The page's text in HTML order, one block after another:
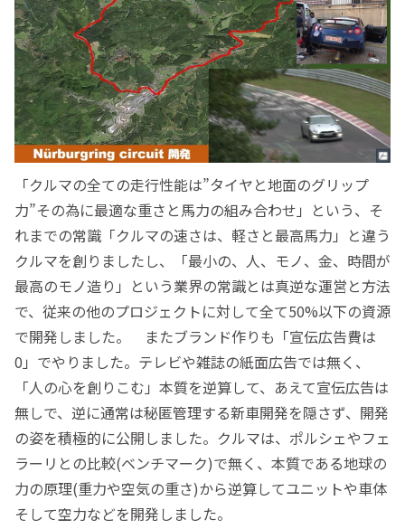
「クルマの全ての走行性能は”タイヤと地面のグリップ
力”その為に最適な重さと馬力の組み合わせ」という、そ
れまでの常識「クルマの速さは、軽さと最高馬力」と違う
クルマを創りましたし、「最小の、人、モノ、金、時間が
最高のモノ造り」という業界の常識とは真逆な運営と方法
で、従来の他のプロジェクトに対して全て50%以下の資源
で開発しました。 またブランド作りも「宣伝広告費は
0」でやりました。テレビや雑誌の紙面広告では無く、
「人の心を創りこむ」本質を逆算して、あえて宣伝広告は
無しで、逆に通常は秘匿管理する新車開発を隠さず、開発
の姿を積極的に公開しました。クルマは、ポルシェやフェ
ラーリとの比較(ベンチマーク)で無く、本質である地球の
力の原理(重力や空気の重さ)から逆算してユニットや車体
そして空力などを開発しました。